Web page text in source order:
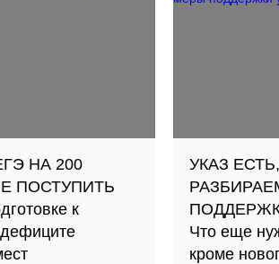
НА 200
ПОСТУПИТЬ
к
УКАЗ
Что еще
кроме